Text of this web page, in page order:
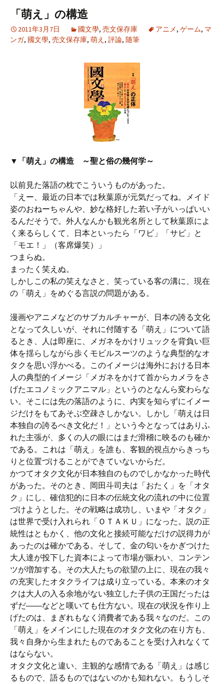
「萌え」の構造
2011年3月7日 國文學, 売文保存庫 アニメ, ゲーム, マ
ンガ, 國文學, 売文保存庫, 萌え , 評論, 随筆
▼「萌え」の構造 ～聖と俗の幾何学～
以前見た落語の枕でこういうものがあった。
「えー、最近の日本では秋葉原が元気だってね。メイド
姿のおねーちゃんや、妙な格好した若い子がいっぱいい
るんだそうで。外人なんかも観光名所として秋葉原によ
く来るらしくて、日本といったら「ワビ」「サビ」と
「モエ！」（客席爆笑）」
つまらぬ。
まったく笑えぬ。
しかしこの私の笑えなさと、笑っている客の溝に、現在
の「萌え」をめぐる言説の問題がある。
漫画やアニメなどのサブカルチャーが、日本の誇る文化
となって久しいが、それに付随する「萌え」について語
るとき、人は即座に、メガネをかけリュックを背負い巨
体を揺らしながら歩くモビルスーツのような典型的なオ
タクを思い浮かべる。このイメージは海外における日本
人の典型的イメージ「メガネをかけて首からカメラをさ
げたエコノミックアニマル」というのとなんら変わらな
い。そこには先の落語のように、内実を知らずにイメー
ジだけをもてあそぶ空疎さしかない。しかし「萌えは日
本独自の誇るべき文化だ！」という今となってはありふ
れた主張が、多くの人の眼にはまだ滑稽に映るのも確か
である。これは「萌え」を誰も、客観的視点からきっち
りと位置づけることができていないからだ。
かつてオタク文化が日本独自のものでしかなかった時代
があった。そのとき、岡田斗司夫は「おたく」を「オタ
ク」にし、確信犯的に日本の伝統文化の流れの中に位置
づけようとした。その戦略は成功し、いまや「オタク」
は世界で受け入れられ「ＯＴＡＫＵ」になった。説の正
統性はともかく、他の文化と接続可能なだけの説得力が
あったのは確かである。そして、金の匂いをかぎつけた
大人達が投下した資本によって市場が賑わい、コンテン
ツが増加する。その大人たちの欲望の上に、現在の我々
の充実したオタクライフは成り立っている。本来のオタ
クは大人の入る余地がない独立した子供の王国だったは
ずだ――などと嘆いても仕方ない。現在の状況を作り上
げたのは、まぎれもなく消費者である我々なのだ。この
「萌え」をメインにした現在のオタク文化の在り方も、
我々自身から生まれたものであることを受け入れなくて
はならない。
オタク文化と違い、主観的な感情である「萌え」は感じ
るもので、語るものではないのかも知れない。もうしそ